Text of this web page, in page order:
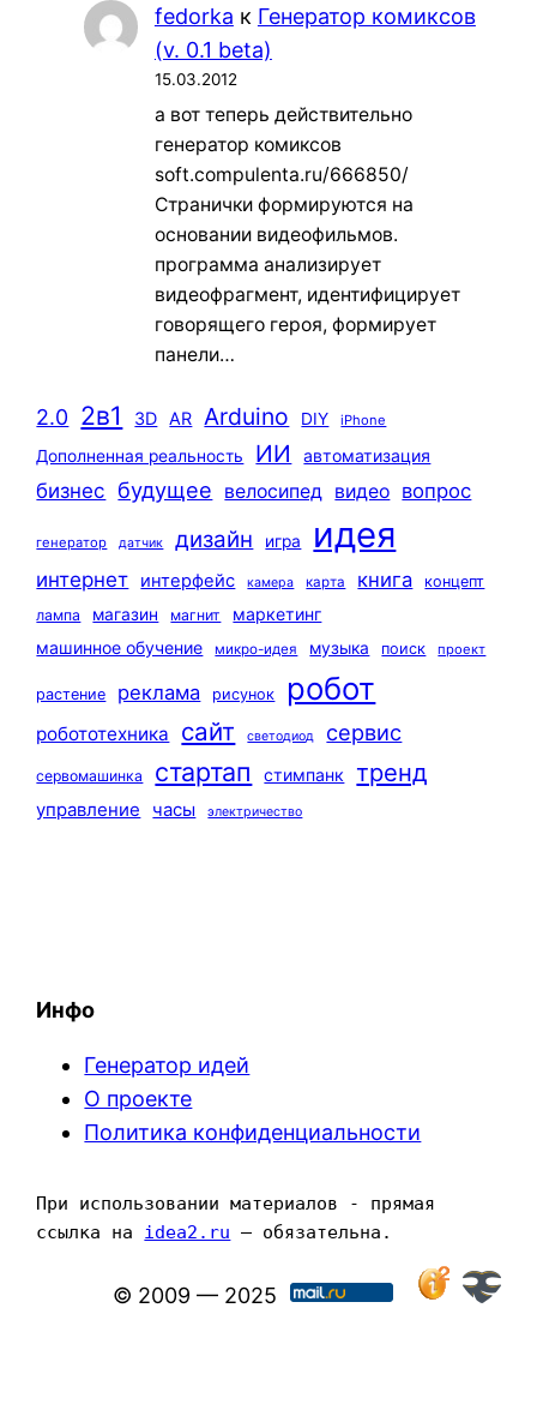
fedorka к Генератор комиксов
(v. 0.1 beta)
15.03.2012
а вот теперь действительно
генератор комиксов
soft.compulenta.ru/666850/
Странички формируются на
основании видеофильмов.
программа анализирует
видеофрагмент, идентифицирует
говорящего героя, формирует
панели…
2.0 2в1 3D AR Arduino DIY iPhone
Дополненная реальность ИИ автоматизация
бизнес будущее велосипед видео вопрос
генератор датчик дизайн игра идея
интернет интерфейс камера карта книга
концепт
лампа
магазин магнит
маркетинг
машинное обучение
микро-идея музыка поиск проект
растение реклама рисунок робот
робототехника сайт светодиод сервис
сервомашинка стартап стимпанк тренд
управление часы электричество
Инфо
Генератор идей
О проекте
Политика конфиденциальности
При использовании материалов - прямая
ссылка на idea2.ru — обязательна.
© 2009 — 2025